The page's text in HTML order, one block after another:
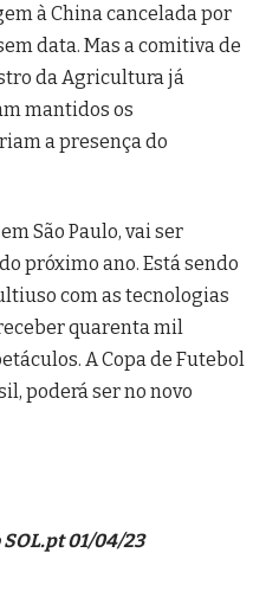
à China cancelada por
data. Mas a comitiva de
da Agricultura já
mantidos os
a presença do
São Paulo, vai ser
próximo ano. Está sendo
com as tecnologias
quarenta mil
A Copa de Futebol
poderá ser no novo
01/04/23